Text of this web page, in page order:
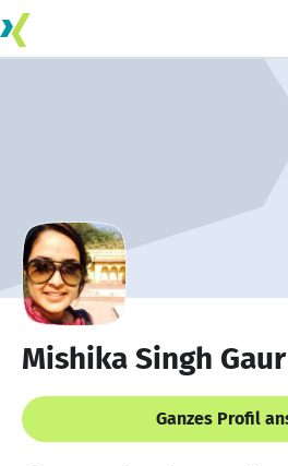
Mishika Singh Gaur
Ganzes Profil